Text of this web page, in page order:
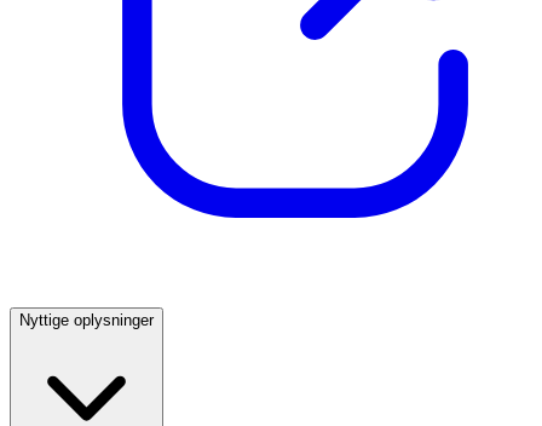
Nyttige oplysninger